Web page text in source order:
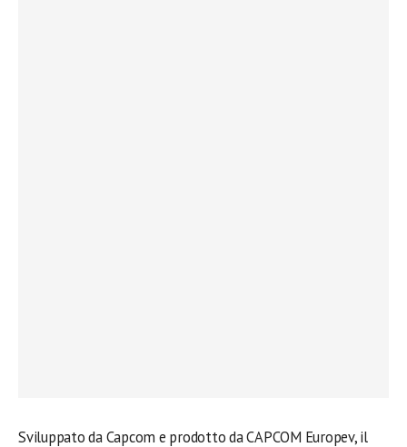
Sviluppato da Capcom e prodotto da CAPCOM Europev, il